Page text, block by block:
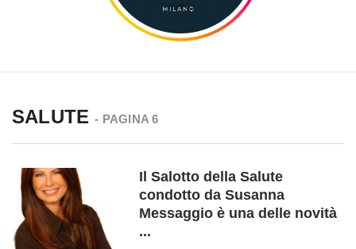
SALUTE- PAGINA 6
Il Salotto della Salute
condotto da Susanna
Messaggio è una delle novità
...